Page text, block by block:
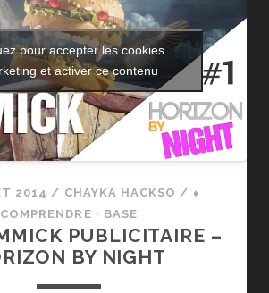
PLUS
INFLUENT
AVEC
UN
JEU-
VIDÉO
pour accepter les cookies
et activer ce contenu
2014 / CHAYKA HACKSO / ⬧
COMPRENDRE · BASE
PUBLICITAIRE –
BY NIGHT